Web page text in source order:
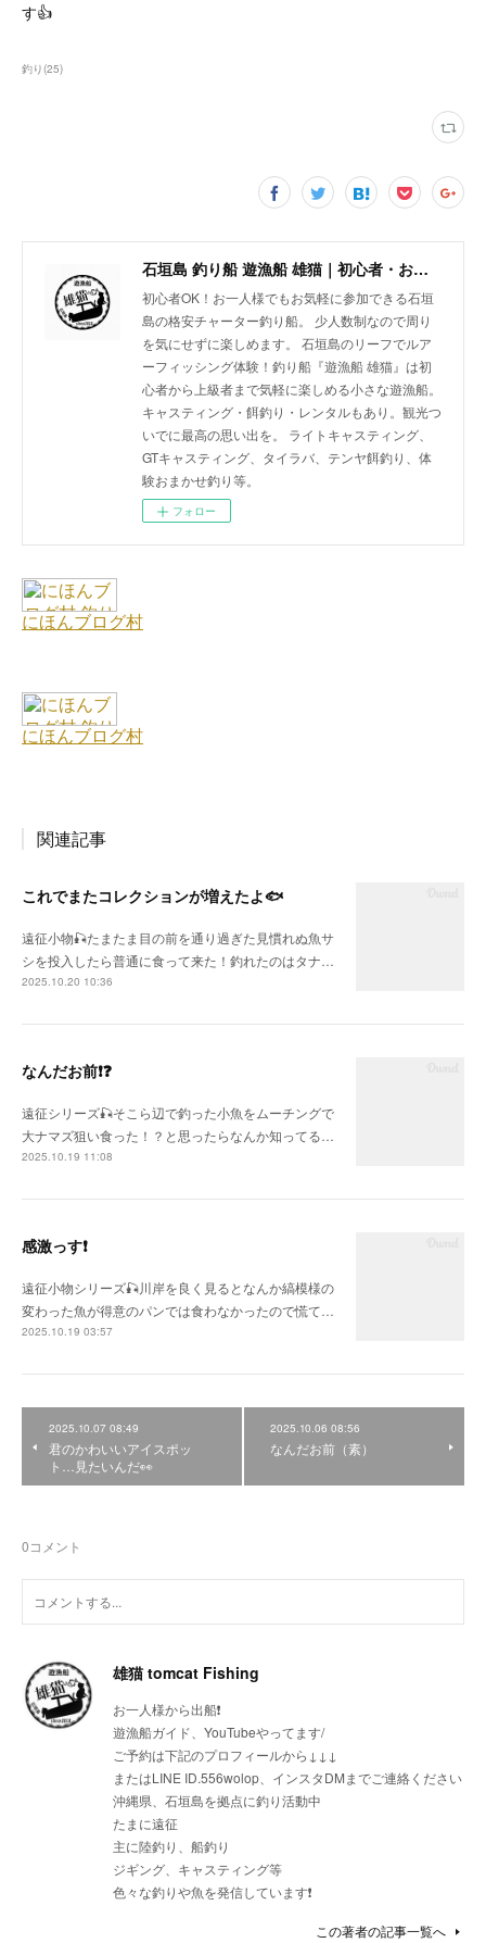
す👍
釣り(25)
石垣島 釣り船 遊漁船 雄猫｜初心者・お一人様歓迎の少人数制チャーターボート
初心者OK！お一人様でもお気軽に参加できる石垣
島の格安チャーター釣り船。 少人数制なので周り
を気にせずに楽しめます。 石垣島のリーフでルア
ーフィッシング体験！釣り船『遊漁船 雄猫』は初
心者から上級者まで気軽に楽しめる小さな遊漁船。
キャスティング・餌釣り・レンタルもあり。観光つ
いでに最高の思い出を。 ライトキャスティング、
GTキャスティング、タイラバ、テンヤ餌釣り、体
験おまかせ釣り等。
フォロー
関連記事
これでまたコレクションが増えたよ🐟
遠征小物🎣たまたま目の前を通り過ぎた見慣れぬ魚サ
シを投入したら普通に食って来た！釣れたのはタナ…
2025.10.20 10:36
なんだお前❗❓
遠征シリーズ🎣そこら辺で釣った小魚をムーチングで
大ナマズ狙い食った！？と思ったらなんか知ってる…
2025.10.19 11:08
感激っす❗
遠征小物シリーズ🎣川岸を良く見るとなんか縞模様の
変わった魚が得意のパンでは食わなかったので慌て…
2025.10.19 03:57
2025.10.07 08:49
君のかわいいアイスポッ
ト…見たいんだ👀
2025.10.06 08:56
なんだお前（素）
0コメント
雄猫 tomcat Fishing
お一人様から出船❗
遊漁船ガイド、YouTubeやってます/
ご予約は下記のプロフィールから↓↓↓
またはLINE ID.556wolop、インスタDMまでご連絡ください
沖縄県、石垣島を拠点に釣り活動中
たまに遠征
主に陸釣り、船釣り
ジギング、キャスティング等
色々な釣りや魚を発信しています❗
この著者の記事一覧へ